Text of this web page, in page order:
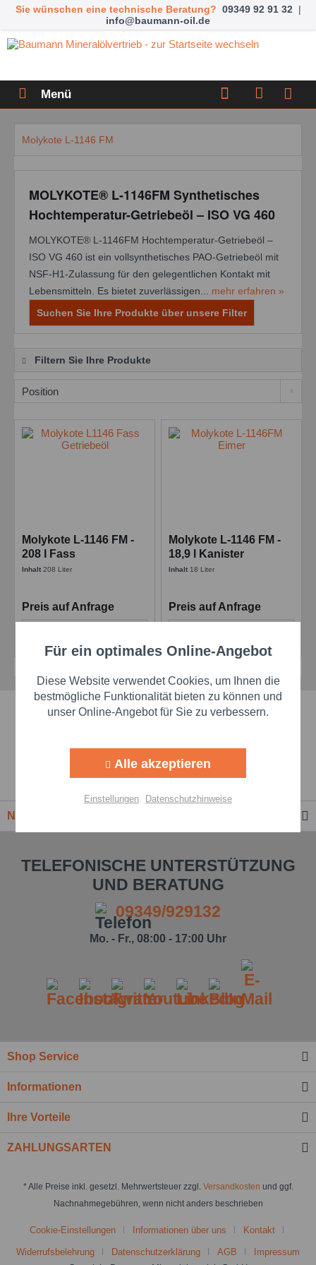
Sie wünschen eine technische Beratung? 09349 92 91 32 |
info@baumann-oil.de
Menü
Molykote L-1146 FM
MOLYKOTE® L-1146FM Synthetisches
Hochtemperatur-Getriebeöl – ISO VG 460
MOLYKOTE® L-1146FM Hochtemperatur-Getriebeöl –
ISO VG 460 ist ein vollsynthetisches PAO-Getriebeöl mit
NSF-H1-Zulassung für den gelegentlichen Kontakt mit
Lebensmitteln. Es bietet zuverlässigen... mehr erfahren »
Suchen Sie Ihre Produkte über unsere Filter
Filtern Sie Ihre Produkte
Molykote L-1146 FM -
208 l Fass
Inhalt208 Liter
Preis auf Anfrage
Molykote L-1146 FM -
18,9 l Kanister
Inhalt 18 Liter
Preis auf Anfrage
Schnelle Lieferzeiten
Beste Markenqualität
Newsletter
TELEFONISCHE UNTERSTÜTZUNG
UND BERATUNG
09349/929132
Mo. - Fr., 08:00 - 17:00 Uhr
Shop Service
Informationen
Ihre Vorteile
ZAHLUNGSARTEN
* Alle Preise inkl. gesetzl. Mehrwertsteuer zzgl. Versandkosten und ggf.
Nachnahmegebühren, wenn nicht anders beschrieben
Cookie-Einstellungen Informationen über uns Kontakt
Widerrufsbelehrung Datenschutzerklärung AGB
Impressum
Funktionale Aktiv
Marketing Aktiv
Personalisierung Aktiv
Einstellungen speichern
Für ein optimales Online-Angebot
Diese Website verwendet Cookies, um Ihnen die
bestmögliche Funktionalität bieten zu können und
unser Online-Angebot für Sie zu verbessern.
Alle akzeptieren
Einstellungen Datenschutzhinweise